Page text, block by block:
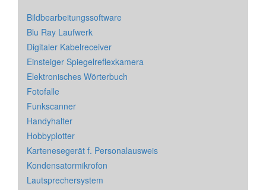
Bildbearbeitungssoftware
Blu Ray Laufwerk
Digitaler Kabelreceiver
Einsteiger Spiegelreflexkamera
Elektronisches Wörterbuch
Fotofalle
Funkscanner
Handyhalter
Hobbyplotter
Kartenesegerät f. Personalausweis
Kondensatormikrofon
Lautsprechersystem